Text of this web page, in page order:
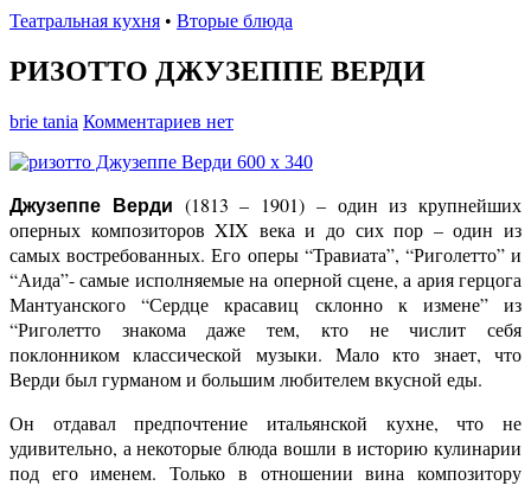
Театральная кухня • Вторые блюда
РИЗОТТО ДЖУЗЕППЕ ВЕРДИ
brie tania Комментариев нет
Джузеппе Верди
(1813 – 1901) – один из крупнейших
оперных композиторов XIX века и до сих пор – один из
самых востребованных. Его оперы “Травиата”, “Риголетто” и
“Аида”- самые исполняемые на оперной сцене, а ария герцога
Мантуанского “Сердце красавиц склонно к измене” из
“Риголетто знакома даже тем, кто не числит себя
поклонником классической музыки. Мало кто знает, что
Верди был гурманом и большим любителем вкусной еды.
Он отдавал предпочтение итальянской кухне, что не
удивительно, а некоторые блюда вошли в историю кулинарии
под его именем. Только в отношении вина композитору